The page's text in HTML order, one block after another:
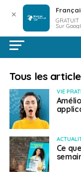
Tous les
VIE
Ce
✕
GRATUIT
Sur